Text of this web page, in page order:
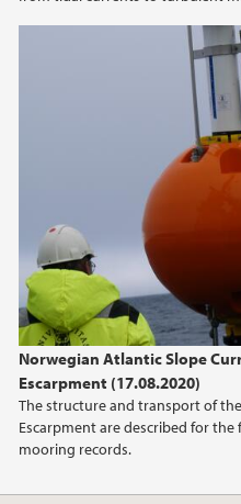
Norwegian Atlantic Slope
Escarpment (17.08.2020)
The structure and transport of
Escarpment are described for
mooring records.